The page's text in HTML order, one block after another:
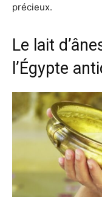
précieux.
Le lait
l’Égypte